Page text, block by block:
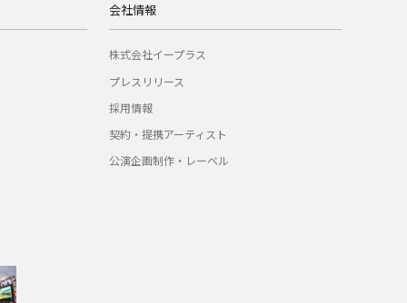
会社情報
株式会社イープラス
プレスリリース
採用情報
契約・提携アーティスト
公演企画制作・レーベル